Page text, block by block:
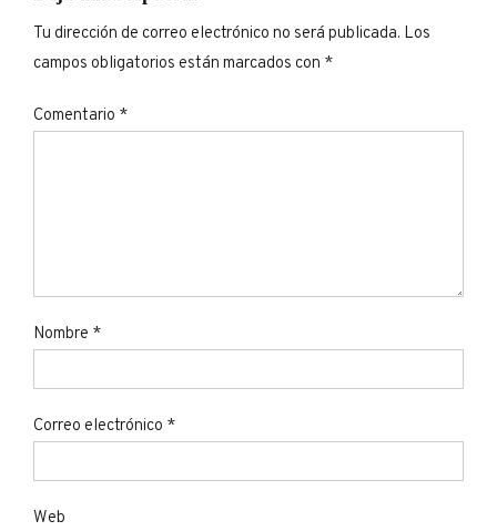
Tu dirección de correo electrónico no será publicada. Los
campos obligatorios están marcados con *
Comentario *
Nombre *
Correo electrónico *
Web